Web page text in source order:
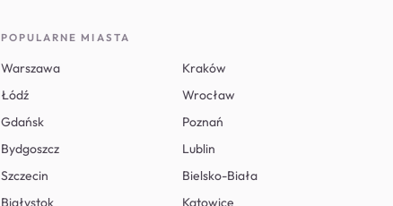
POPULARNE MIASTA
Warszawa
Kraków
Łódź
Wrocław
Gdańsk
Poznań
Bydgoszcz
Lublin
Szczecin
Bielsko-Biała
Białystok
Katowice